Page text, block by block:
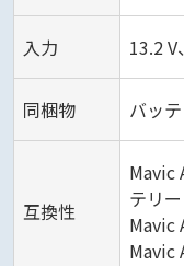
入力 13.2
同梱物 バッ
互換性
Mavic
テリー
Mavic
Mavic